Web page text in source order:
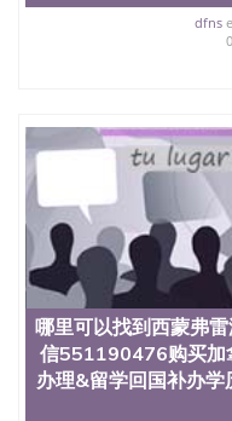
dfns
哪里可以找到西蒙弗
信551190476购买加
办理&留学回国补办学